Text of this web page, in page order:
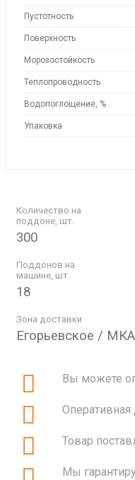
Пустотность
Поверхность
Морозостойкость
Теплопроводность
Водопоглощение, %
Упаковка
Количество на
поддоне, шт.
300
Поддонов на
машине, шт.
18
Зона доставки
Егорьевское /
Вы можете
Оперативная
Товар
Мы